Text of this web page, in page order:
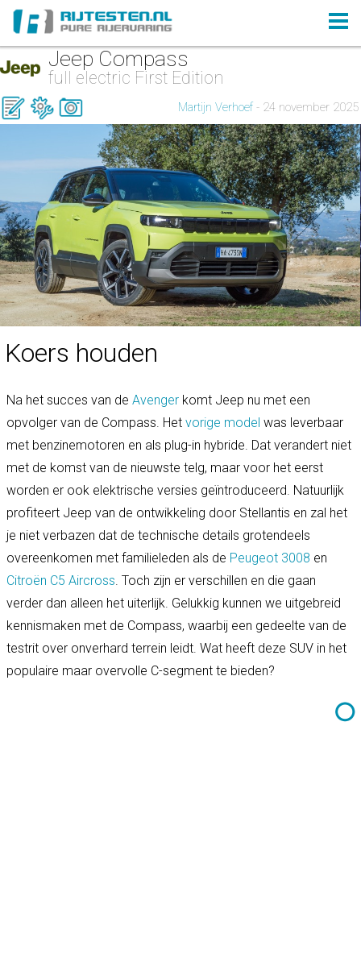
Jeep Compass
full electric First Edition
Martijn Verhoef - 24 november 2025
Koers houden
Na het succes van de Avenger komt Jeep nu met een
opvolger van de Compass. Het vorige model was leverbaar
met benzinemotoren en als plug-in hybride. Dat verandert niet
met de komst van de nieuwste telg, maar voor het eerst
worden er ook elektrische versies geïntroduceerd. Natuurlijk
profiteert Jeep van de ontwikkeling door Stellantis en zal het
je niet verbazen dat de technische details grotendeels
overeenkomen met familieleden als de Peugeot 3008 en
Citroën C5 Aircross. Toch zijn er verschillen en die gaan
verder dan alleen het uiterlijk. Gelukkig kunnen we uitgebreid
kennismaken met de Compass, waarbij een gedeelte van de
testrit over onverhard terrein leidt. Wat heeft deze SUV in het
populaire maar overvolle C-segment te bieden?